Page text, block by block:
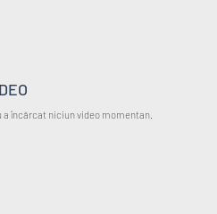
a încărcat niciun video momentan.